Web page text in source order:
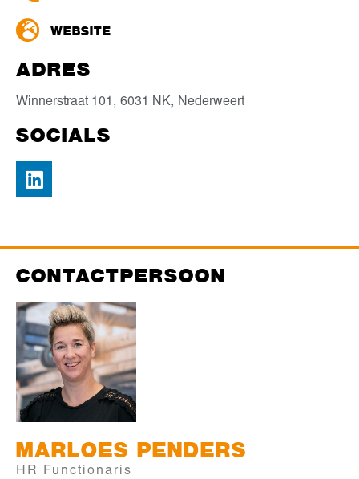
WEBSITE
ADRES
Winnerstraat 101, 6031 NK, Nederweert
SOCIALS
CONTACTPERSOON
MARLOES PENDERS
HR Functionaris